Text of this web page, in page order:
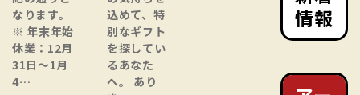
なります。
※ 年末年始
休業：12月
31日～1月
4…
込めて、特
別なギフト
を探してい
るあなた
へ。 あり
情報